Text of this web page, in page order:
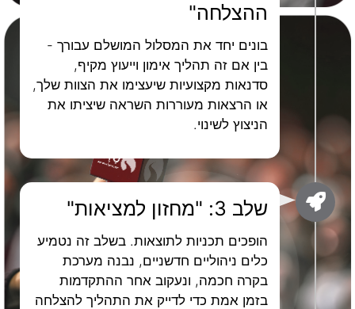
ההצלחה"
בונים יחד את המסלול המושלם עבורך -
בין אם זה תהליך אימון וייעוץ מקיף,
סדנאות מקצועיות שיעצימו את הצוות שלך,
או הרצאות מעוררות השראה שיציתו את
הניצוץ לשינוי.
שלב 3: "מחזון למציאות"
הופכים תכניות לתוצאות. בשלב זה נטמיע
כלים ניהוליים חדשניים, נבנה מערכת
בקרה חכמה, ונעקוב אחר ההתקדמות
בזמן אמת כדי לדייק את התהליך להצלחה